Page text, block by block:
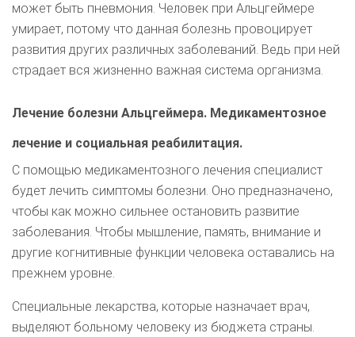
может быть пневмония. Человек при Альцгеймере
умирает, потому что данная болезнь провоцирует
развития других различных заболеваний. Ведь при ней
страдает вся жизненно важная система организма.
Лечение болезни Альцгеймера. Медикаментозное
лечение и социальная реабилитация.
С помощью медикаментозного лечения специалист
будет лечить симптомы болезни. Оно предназначено,
чтобы как можно сильнее остановить развитие
заболевания. Чтобы мышление, память, внимание и
другие когнитивные функции человека оставались на
прежнем уровне.
Специальные лекарства, которые назначает врач,
выделяют больному человеку из бюджета страны.